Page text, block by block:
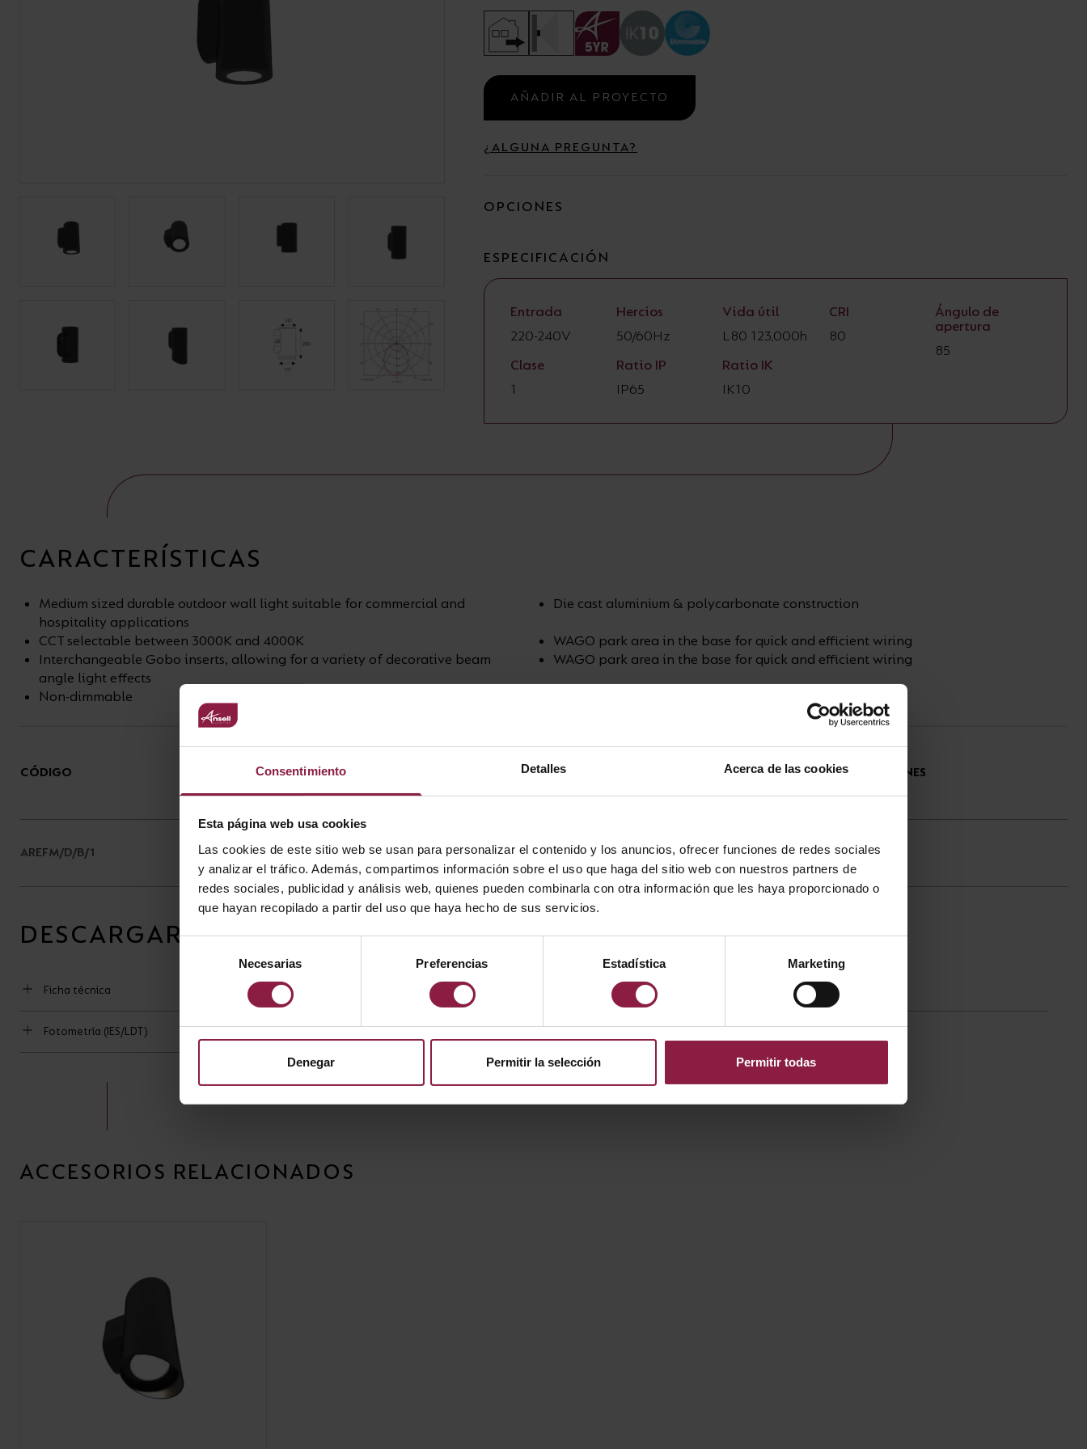
Consentimiento Detalles Acerca de las cookies
Esta página web usa cookies
Las cookies de este sitio web se usan para personalizar el contenido y los anuncios, ofrecer funciones de redes sociales
y analizar el tráfico. Además, compartimos información sobre el uso que haga del sitio web con nuestros partners de
redes sociales, publicidad y análisis web, quienes pueden combinarla con otra información que les haya proporcionado o
que hayan recopilado a partir del uso que haya hecho de sus servicios.
Selección
consentimiento
Necesarias Preferencias Estadística Marketing
Denegar Permitir la selección Permitir todas
Estancas y Regletas
AÑADIR AL PROYECTO
¿ALGUNA PREGUNTA?
OPCIONES
ESPECIFICACIÓN
Entrada
220-240V
Hercios
50/60Hz
Vida útil
L80 123,000h
CRI
80
Ángulo de
apertura
85
Clase
1
Ratio IP
IP65
Ratio IK
IK10
CARACTERÍSTICAS
Medium sized durable outdoor wall light suitable for commercial and
hospitality applications
Die cast aluminium & polycarbonate construction
CCT selectable between 3000K and 4000K
WAGO park area in the base for quick and efficient wiring
Interchangeable Gobo inserts, allowing for a variety of decorative beam
angle light effects
WAGO park area in the base for quick and efficient wiring
Non-dimmable
CÓDIGO DESCRIPCIÓN
ESPECIFICACIONES
TÉCNICAS
AREFM/D/B/1
Reef M Directional Wall
Light Black
13.5W 1500lm (4000K) 110lm/W (4000K)
DESCARGAR
Ficha técnica Instrucciones
Fotometría (IES/LDT)
ACCESORIOS RELACIONADOS